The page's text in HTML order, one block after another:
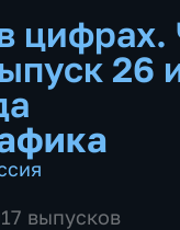
цифрах.
26
выпусков